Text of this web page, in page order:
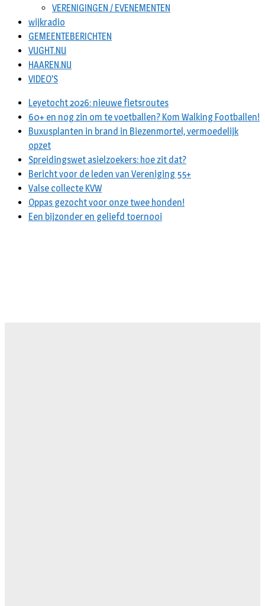
VERENIGINGEN / EVENEMENTEN
wijkradio
GEMEENTEBERICHTEN
VUGHT.NU
HAAREN.NU
VIDEO’S
Leyetocht 2026: nieuwe fietsroutes
60+ en nog zin om te voetballen? Kom Walking Footballen!
Buxusplanten in brand in Biezenmortel, vermoedelijk
opzet
Spreidingswet asielzoekers: hoe zit dat?
Bericht voor de leden van Vereniging 55+
Valse collecte KVW
Oppas gezocht voor onze twee honden!
Een bijzonder en geliefd toernooi